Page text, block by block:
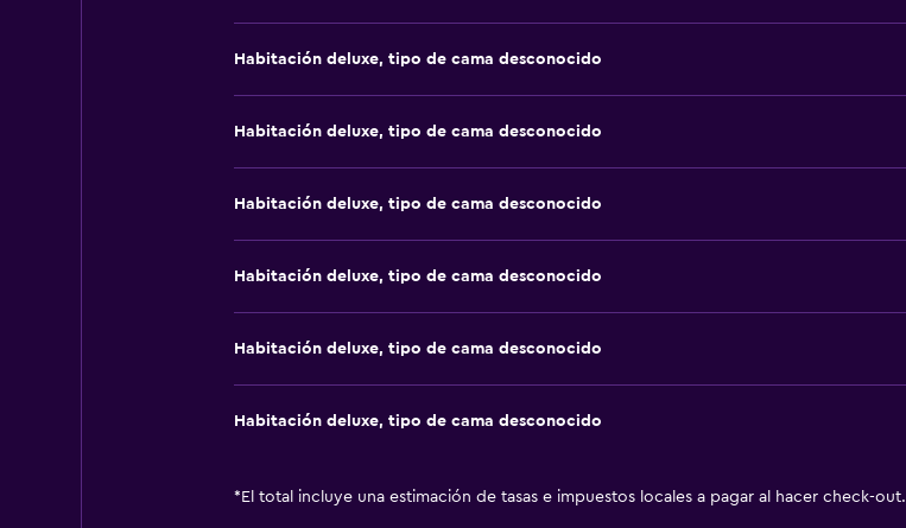
Habitación deluxe, tipo de cama desconocido
Habitación deluxe, tipo de cama desconocido
Habitación deluxe, tipo de cama desconocido
Habitación deluxe, tipo de cama desconocido
Habitación deluxe, tipo de cama desconocido
Habitación deluxe, tipo de cama desconocido
* El total incluye una estimación de tasas e impuestos locales a pagar al hacer check-out.